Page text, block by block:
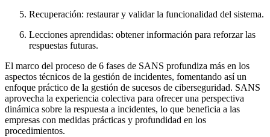
Recuperación: restaurar y validar la funcionalidad del sistema.
Lecciones aprendidas: obtener información para reforzar las
respuestas futuras.
El marco del proceso de 6 fases de SANS profundiza más en los
aspectos técnicos de la gestión de incidentes, fomentando así un
enfoque práctico de la gestión de sucesos de ciberseguridad. SANS
aprovecha la experiencia colectiva para ofrecer una perspectiva
dinámica sobre la respuesta a incidentes, lo que beneficia a las
empresas con medidas prácticas y profundidad en los
procedimientos.